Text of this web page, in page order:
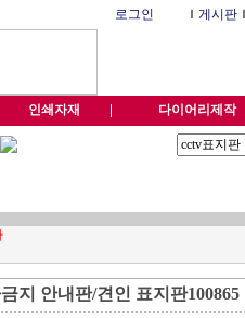
로그인 Ｉ 게시판Ｉ
인쇄자재 다이어리제작
지 안내판/견인 표지판100865